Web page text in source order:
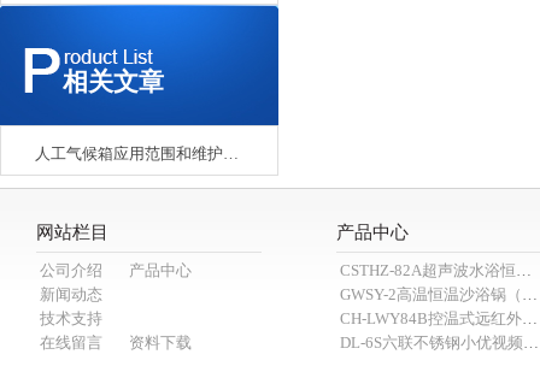
相关文章
人工气候箱应用范围和维护保养
网站栏目
公司介绍
产品中心
新闻动态
技术支持
在线留言
资料下载
产品中心
CSTHZ-82A超声波水浴恒温小优视频老版本
GWSY-2高温恒温沙浴锅（600℃）
CH-LWY84B控温式远红外消煮炉
DL-6S六联不锈钢小优视频APP官网下载为爱而生（抽滤装置）